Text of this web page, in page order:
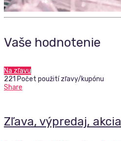
Vaše hodnotenie
Na zľavu
221 Počet použití zľavy/kupónu
Share
Zľava, výpredaj, akcia